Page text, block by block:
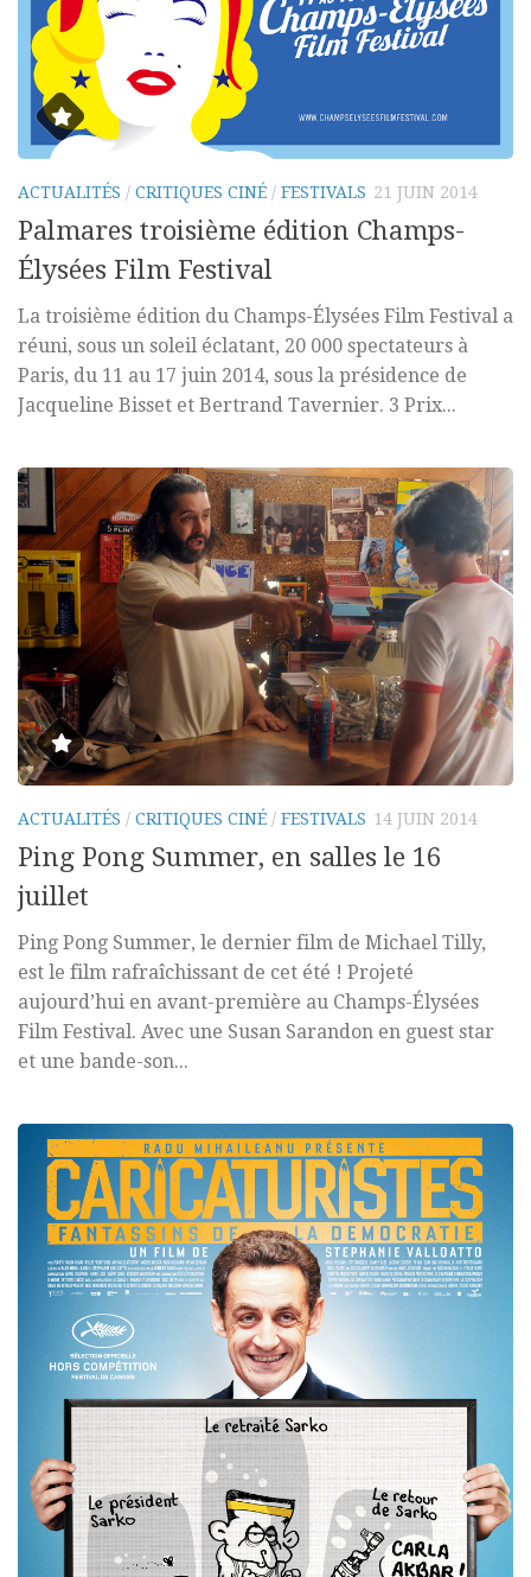
ACTUALITÉS / CRITIQUES CINÉ / FESTIVALS 21 JUIN 2014
Palmares troisième édition Champs-
Élysées Film Festival
La troisième édition du Champs-Élysées Film Festival a
réuni, sous un soleil éclatant, 20 000 spectateurs à
Paris, du 11 au 17 juin 2014, sous la présidence de
Jacqueline Bisset et Bertrand Tavernier. 3 Prix...
ACTUALITÉS / CRITIQUES CINÉ / FESTIVALS 14 JUIN 2014
Ping Pong Summer, en salles le 16
juillet
Ping Pong Summer, le dernier film de Michael Tilly,
est le film rafraîchissant de cet été ! Projeté
aujourd’hui en avant-première au Champs-Élysées
Film Festival. Avec une Susan Sarandon en guest star
et une bande-son...